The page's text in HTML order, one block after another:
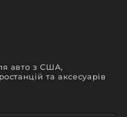
авто з США,
та аксесуарів